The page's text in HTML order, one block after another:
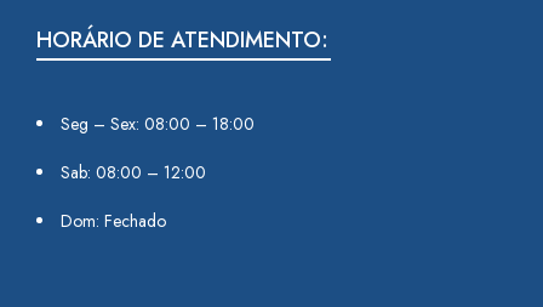
HORÁRIO DE ATENDIMENTO:
Seg – Sex: 08:00 – 18:00
Sab: 08:00 – 12:00
Dom: Fechado